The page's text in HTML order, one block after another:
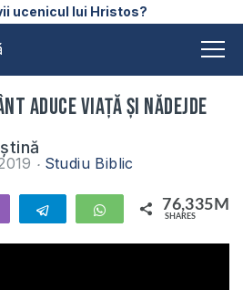
ucenicul lui Hristos?
aduce viață și nădejde
Studiu Biblic
Telegram WhatsApp76,335M
SHARES